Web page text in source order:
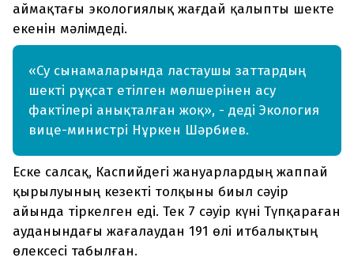
аймақтағы экологиялық жағдай қалыпты шекте
екенін мәлімдеді.
«Су сынамаларында ластаушы заттардың
шекті рұқсат етілген мөлшерінен асу
фактілері анықталған жоқ», - деді Экология
вице-министрі Нұркен Шәрбиев.
Еске салсақ, Каспийдегі жануарлардың жаппай
қырылуының кезекті толқыны биыл сәуір
айында тіркелген еді. Тек 7 сәуір күні Түпқараған
ауданындағы жағалаудан 191 өлі итбалықтың
өлексесі табылған.